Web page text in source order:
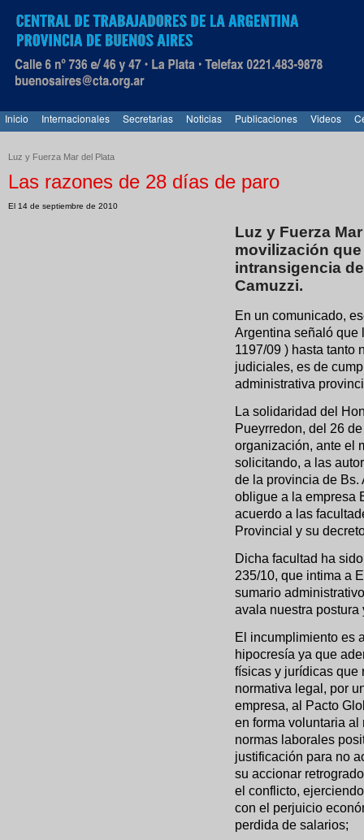
Inicio Internacionales Secretarias Noticias Publicaciones Videos
Luz y Fuerza Mar del Plata
Las razones de 28 días de paro
El 14 de septiembre de 2010
Luz y Fuerza
movilización
intransigencia
Camuzzi.
En un comunicado,
Argentina señaló que
1197/09 ) hasta tanto
judiciales, es de
administrativa
La solidaridad del
Pueyrredon, del 26
organización, ante el
solicitando, a las
de la provincia de Bs.
obligue a la empresa
acuerdo a las
Provincial y su
Dicha facultad ha
235/10, que intima a
sumario
avala nuestra
El incumplimiento es
hipocresía ya que
físicas y jurídicas que
normativa legal, por
empresa, al Pacto
en forma voluntaria
normas laborales
justificación para no
su accionar
el conflicto,
con el perjuicio
perdida de salarios;